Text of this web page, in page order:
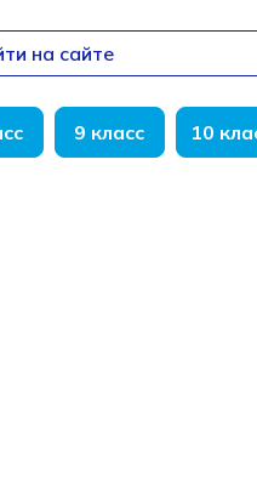
на сайте
9 класс 10